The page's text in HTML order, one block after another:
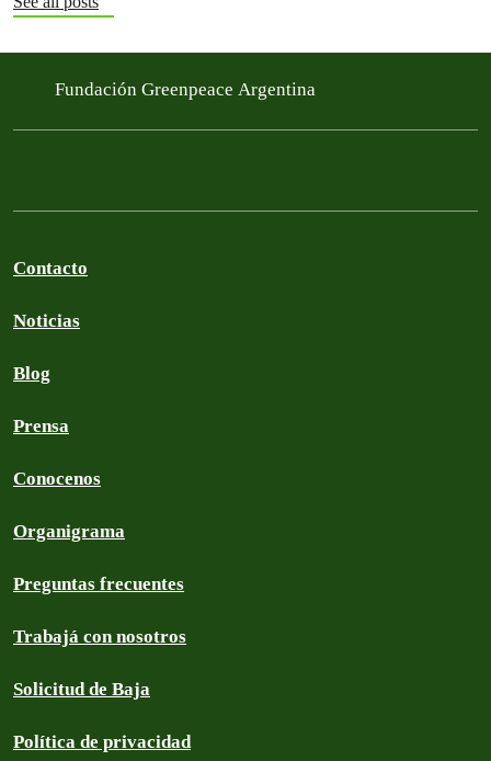
Fundación Greenpeace Argentina
Contacto
Noticias
Blog
Prensa
Conocenos
Organigrama
Preguntas frecuentes
Trabajá con nosotros
Solicitud de Baja
Política de privacidad